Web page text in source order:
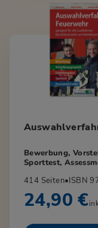
Bewerbung,
Sporttest,
414 Seiten•ISBN
24,90 €